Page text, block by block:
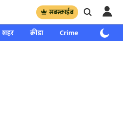
सबस्क्राईब
शहर क्रीडा Crime साप्ताहिक